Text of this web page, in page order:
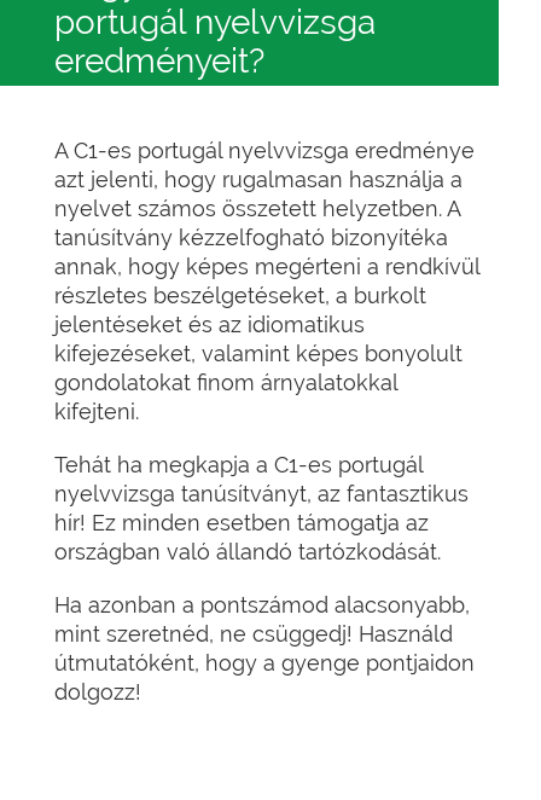
portugál nyelvvizsga
eredményeit?
A C1-es portugál nyelvvizsga eredménye
azt jelenti, hogy rugalmasan használja a
nyelvet számos összetett helyzetben. A
tanúsítvány kézzelfogható bizonyítéka
annak, hogy képes megérteni a rendkívül
részletes beszélgetéseket, a burkolt
jelentéseket és az idiomatikus
kifejezéseket, valamint képes bonyolult
gondolatokat finom árnyalatokkal
kifejteni.
Tehát ha megkapja a C1-es portugál
nyelvvizsga tanúsítványt, az fantasztikus
hír! Ez minden esetben támogatja az
országban való állandó tartózkodását.
Ha azonban a pontszámod alacsonyabb,
mint szeretnéd, ne csüggedj! Használd
útmutatóként, hogy a gyenge pontjaidon
dolgozz!